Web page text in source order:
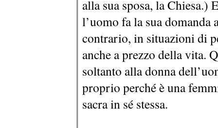
alla sua sposa, la
l’uomo fa la sua
contrario, in situazioni di
anche a prezzo della vita.
soltanto alla donna
proprio perché è una
sacra in sé stessa.